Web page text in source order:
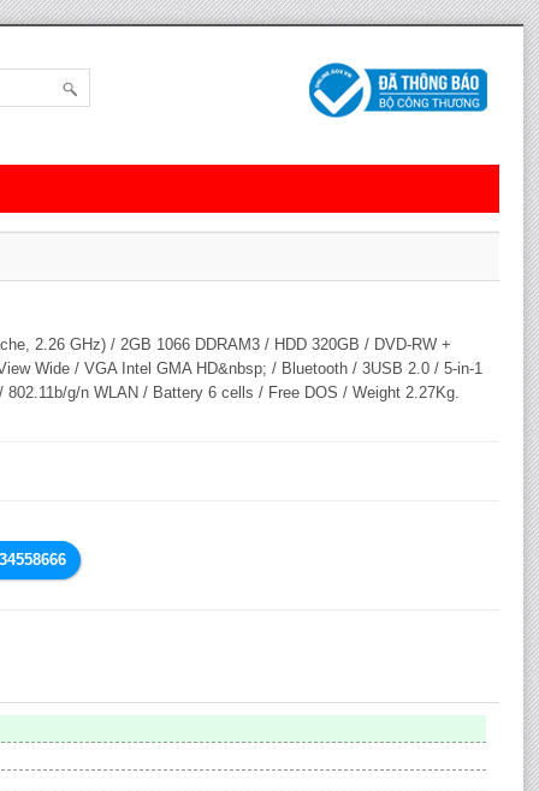
2.26 GHz) / 2GB 1066 DDRAM3 / HDD 320GB / DVD-RW +
Wide / VGA Intel GMA HD&nbsp; / Bluetooth / 3USB 2.0 / 5-in-1
g/n WLAN / Battery 6 cells / Free DOS / Weight 2.27Kg.